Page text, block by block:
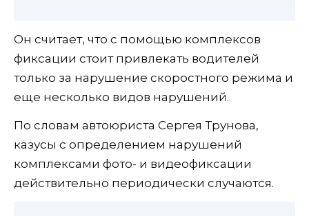
Он считает, что с помощью комплексов
фиксации стоит привлекать водителей
только за нарушение скоростного режима и
еще несколько видов нарушений.
По словам автоюриста Сергея Трунова,
казусы с определением нарушений
комплексами фото- и видеофиксации
действительно периодически случаются.